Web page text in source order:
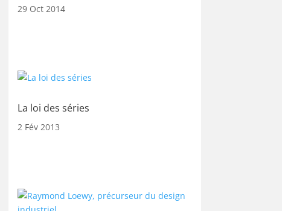
29 Oct 2014
La loi des séries
2 Fév 2013